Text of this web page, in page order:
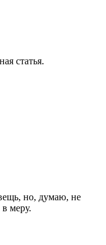
статья.
но, думаю, не
меру.